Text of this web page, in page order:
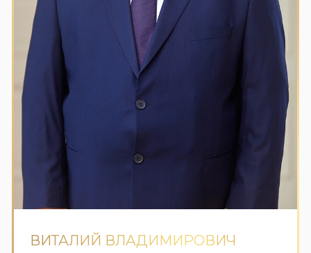
ВИТАЛИЙ ВЛАДИМИРОВИЧ